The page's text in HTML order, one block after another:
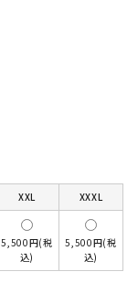
XXL XXXL
5,500円(税
込)
5,500円(税
込)